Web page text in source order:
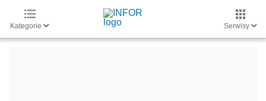
Kategorie Serwisy